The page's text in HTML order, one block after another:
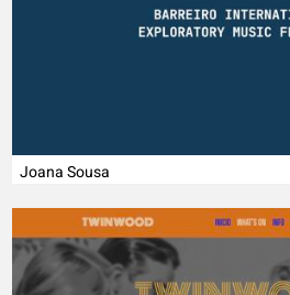
Joana Sousa